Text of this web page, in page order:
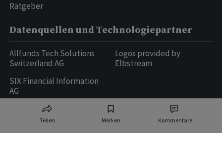
Teilen Merken Kommentare
Ratgeber
Datenquellen und Technologiepartner
Allfunds Tech Solutions
Switzerland AG
SIX Financial Information
AG
Logos provided by
Elbstream